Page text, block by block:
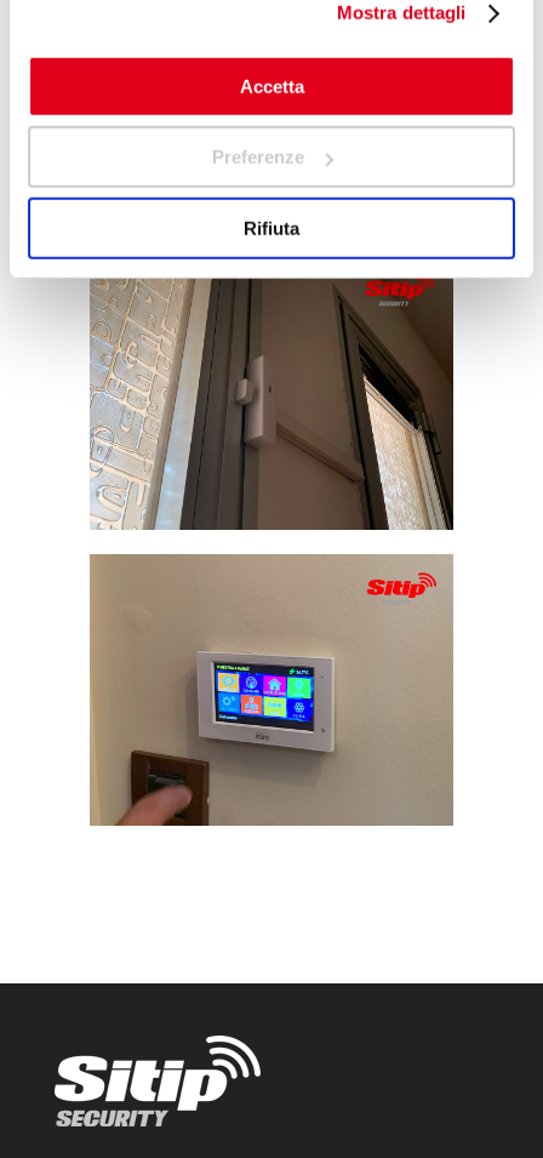
modificare o revocare il proprio consenso in qualsiasi
momento dalla Dichiarazione sui cookie o facendo clic
sull'icona di attivazione della privacy.
geografica, con un'approssimazione di qualche
Identificare il tuo dispositivo, scansionandolo
attivamente alla ricerca di caratteristiche specifiche
(impronte digitali).
Approfondisci come vengono elaborati i tuoi dati personali
e imposta le tue preferenze nella
sezione dettagli
modificare o ritirare il tuo consenso in qualsiasi momento
dalla Dichiarazione sui cookie.
Questo sito web utilizza cookie e altre tecnologie simili
(congiuntamente, i “cookie”) sia propri sia di terze parti,
per consentire il corretto funzionamento del sito e per un
utilizzo rapido ed efficace, al fine di migliorare la tua
impostazioni di default (cliccando sulla “X” in alto a
destra) per continuare la navigazione in assenza di
cookie o altri strumenti di tracciamento diversi da quelli
tecnici, oppure selezionare “PREFERENZE” per
impostare e gestire le tue scelte per ogni categoria di
cookie. Per maggiori informazioni consulta la nostra
Mostra dettagli
Accetta
Preferenze
Rifiuta